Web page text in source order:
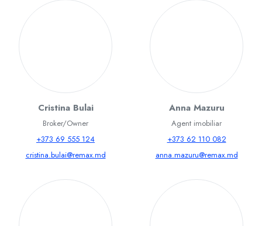
Cristina Bulai
Broker/Owner
+373 69 555 124
cristina.bulai@remax.md
Anna Mazuru
Agent imobiliar
+373 62 110 082
anna.mazuru@remax.md